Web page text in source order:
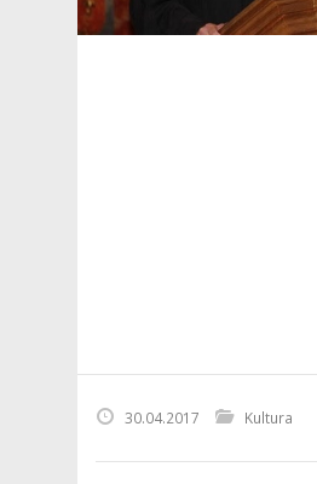
30.04.2017 Kultura